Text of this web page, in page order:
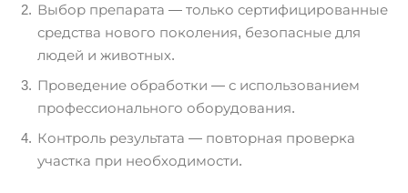
Выбор препарата — только сертифицированные
средства нового поколения, безопасные для
людей и животных.
Проведение обработки — с использованием
профессионального оборудования.
Контроль результата — повторная проверка
участка при необходимости.